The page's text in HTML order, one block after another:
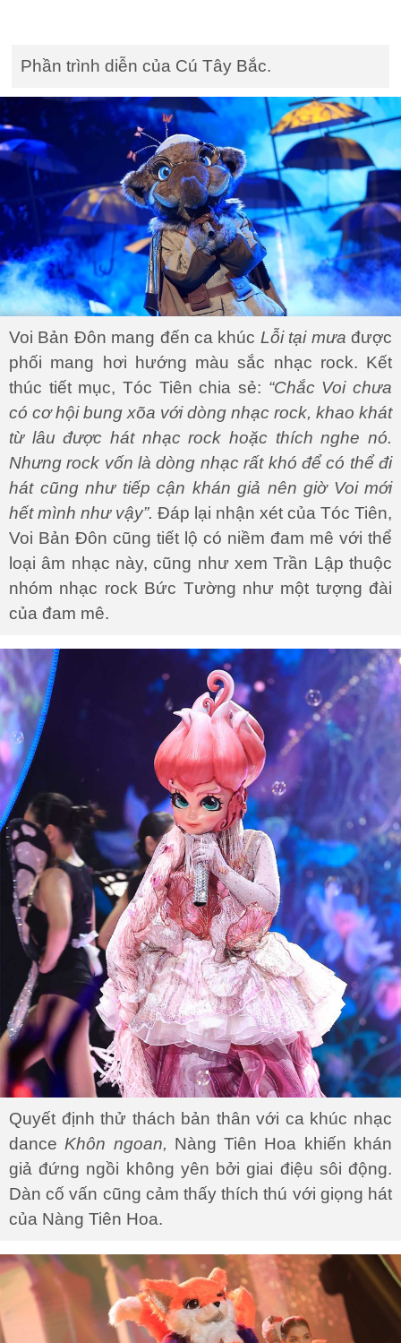
Phần trình diễn của Cú Tây Bắc.
Voi Bản Đôn mang đến ca khúc Lỗi tại mưa được
phối mang hơi hướng màu sắc nhạc rock. Kết
thúc tiết mục, Tóc Tiên chia sẻ: “Chắc Voi chưa
có cơ hội bung xõa với dòng nhạc rock, khao khát
từ lâu được hát nhạc rock hoặc thích nghe nó.
Nhưng rock vốn là dòng nhạc rất khó để có thể đi
hát cũng như tiếp cận khán giả nên giờ Voi mới
hết mình như vậy”. Đáp lại nhận xét của Tóc Tiên,
Voi Bản Đôn cũng tiết lộ có niềm đam mê với thể
loại âm nhạc này, cũng như xem Trần Lập thuộc
nhóm nhạc rock Bức Tường như một tượng đài
của đam mê.
Quyết định thử thách bản thân với ca khúc nhạc
danceKhôn ngoan, Nàng Tiên Hoa khiến khán
giả đứng ngồi không yên bởi giai điệu sôi động.
Dàn cố vấn cũng cảm thấy thích thú với giọng hát
của Nàng Tiên Hoa.